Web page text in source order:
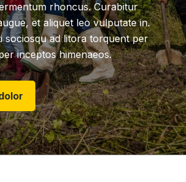
rhoncus. Curabitur
et aliquet leo vulputate in.
sociosqu ad litora torquent per
inceptos himenaeos.